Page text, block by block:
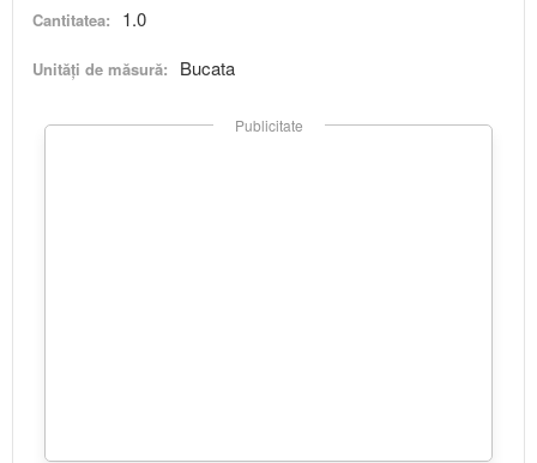
Cantitatea: 1.0
Unități de măsură: Bucata
Publicitate